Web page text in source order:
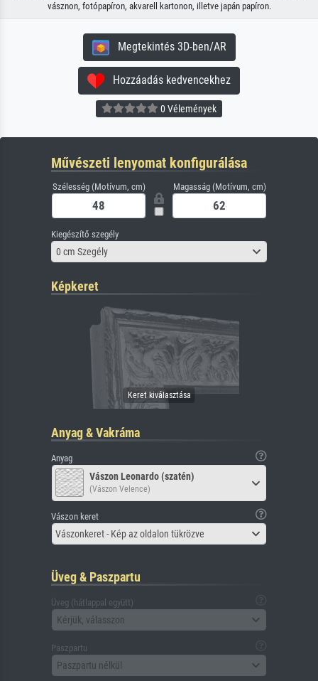
vásznon, fotópapíron, akvarell kartonon, illetve japán papíron.
Megtekintés 3D-ben/AR
Hozzáadás kedvencekhez
0 Vélemények
Művészeti lenyomat konfigurálása
Szélesség (Motívum, cm) Magasság (Motívum, cm)
Kiegészítő szegély
0 cm Szegély
Képkeret
Anyag & Vakráma
Anyag
Vászon Leonardo (szatén)
(Vászon Velence)
Vászon keret
Vászonkeret - Kép az oldalon tükrözve
Üveg & Paszpartu
Üveg (hátlappal együtt)
Kérjük, válasszon
Paszpartu
Paszpartu nélkül